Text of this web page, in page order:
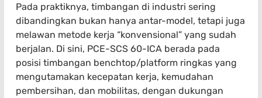
Pada praktiknya, timbangan di industri sering
dibandingkan bukan hanya antar-model, tetapi juga
melawan metode kerja “konvensional” yang sudah
berjalan. Di sini, PCE-SCS 60-ICA berada pada
posisi timbangan benchtop/platform ringkas yang
mengutamakan kecepatan kerja, kemudahan
pembersihan, dan mobilitas, dengan dukungan